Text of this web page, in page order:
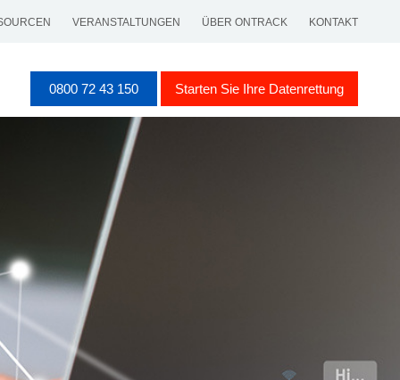
VERANSTALTUNGEN ÜBER ONTRACK KONTAKT
0800 72 43 150 Starten Sie Ihre Datenrettung